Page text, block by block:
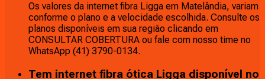
Os valores da internet fibra Ligga em Matelândia, variam
conforme o plano e a velocidade escolhida. Consulte os
planos disponíveis em sua região clicando em
CONSULTAR COBERTURA ou fale com nosso time no
WhatsApp (41) 3790-0134.
Tem internet fibra ótica Ligga disponível no